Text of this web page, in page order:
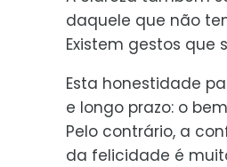
daquele que não
Existem gestos que
Esta honestidade
e longo prazo: o
Pelo contrário, a
da felicidade é